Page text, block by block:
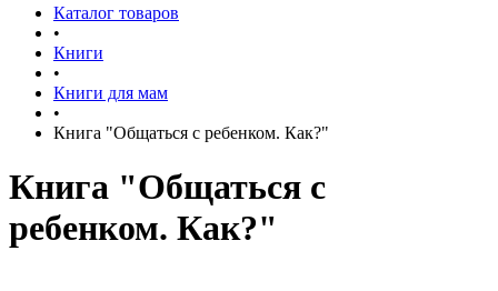
Каталог товаров
•
Книги
•
Книги для мам
•
Книга "Общаться с ребенком. Как?"
Книга "Общаться с
ребенком. Как?"